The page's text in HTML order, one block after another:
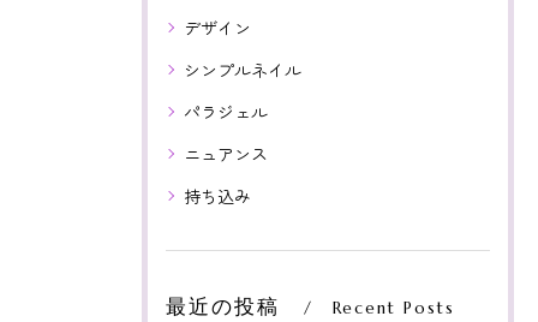
デザイン
シンプルネイル
パラジェル
ニュアンス
持ち込み
最近の投稿 Recent Posts